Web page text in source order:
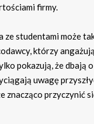
firmy.
ze studentami może
którzy
pokazują, że dbają
uwagę
znacząco przyczynić